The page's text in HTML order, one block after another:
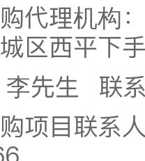
购代理机
区西平下
李先生 联
购项目联